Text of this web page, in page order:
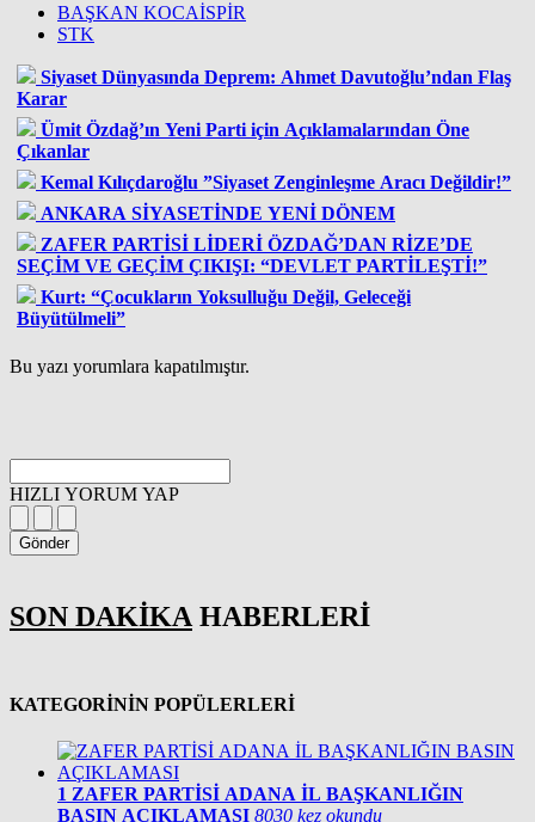
BAŞKAN KOCAİSPİR
STK
Siyaset Dünyasında Deprem: Ahmet Davutoğlu’ndan Flaş
Karar
Ümit Özdağ’ın Yeni Parti için Açıklamalarından Öne
Çıkanlar
Kemal Kılıçdaroğlu ”Siyaset Zenginleşme Aracı Değildir!”
ANKARA SİYASETİNDE YENİ DÖNEM
ZAFER PARTİSİ LİDERİ ÖZDAĞ’DAN RİZE’DE
SEÇİM VE GEÇİM ÇIKIŞI: “DEVLET PARTİLEŞTİ!”
Kurt: “Çocukların Yoksulluğu Değil, Geleceği
Büyütülmeli”
Bu yazı yorumlara kapatılmıştır.
HIZLI YORUM YAP
Gönder
SON DAKİKA HABERLERİ
KATEGORİNİN POPÜLERLERİ
1 ZAFER PARTİSİ ADANA İL BAŞKANLIĞIN
BASIN AÇIKLAMASI 8030 kez okundu